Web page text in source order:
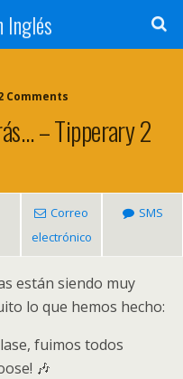
Inglés
Comments
– Tipperary 2
Correo
electrónico
SMS
están siendo muy
lo que hemos hecho:
fuimos todos
🎶